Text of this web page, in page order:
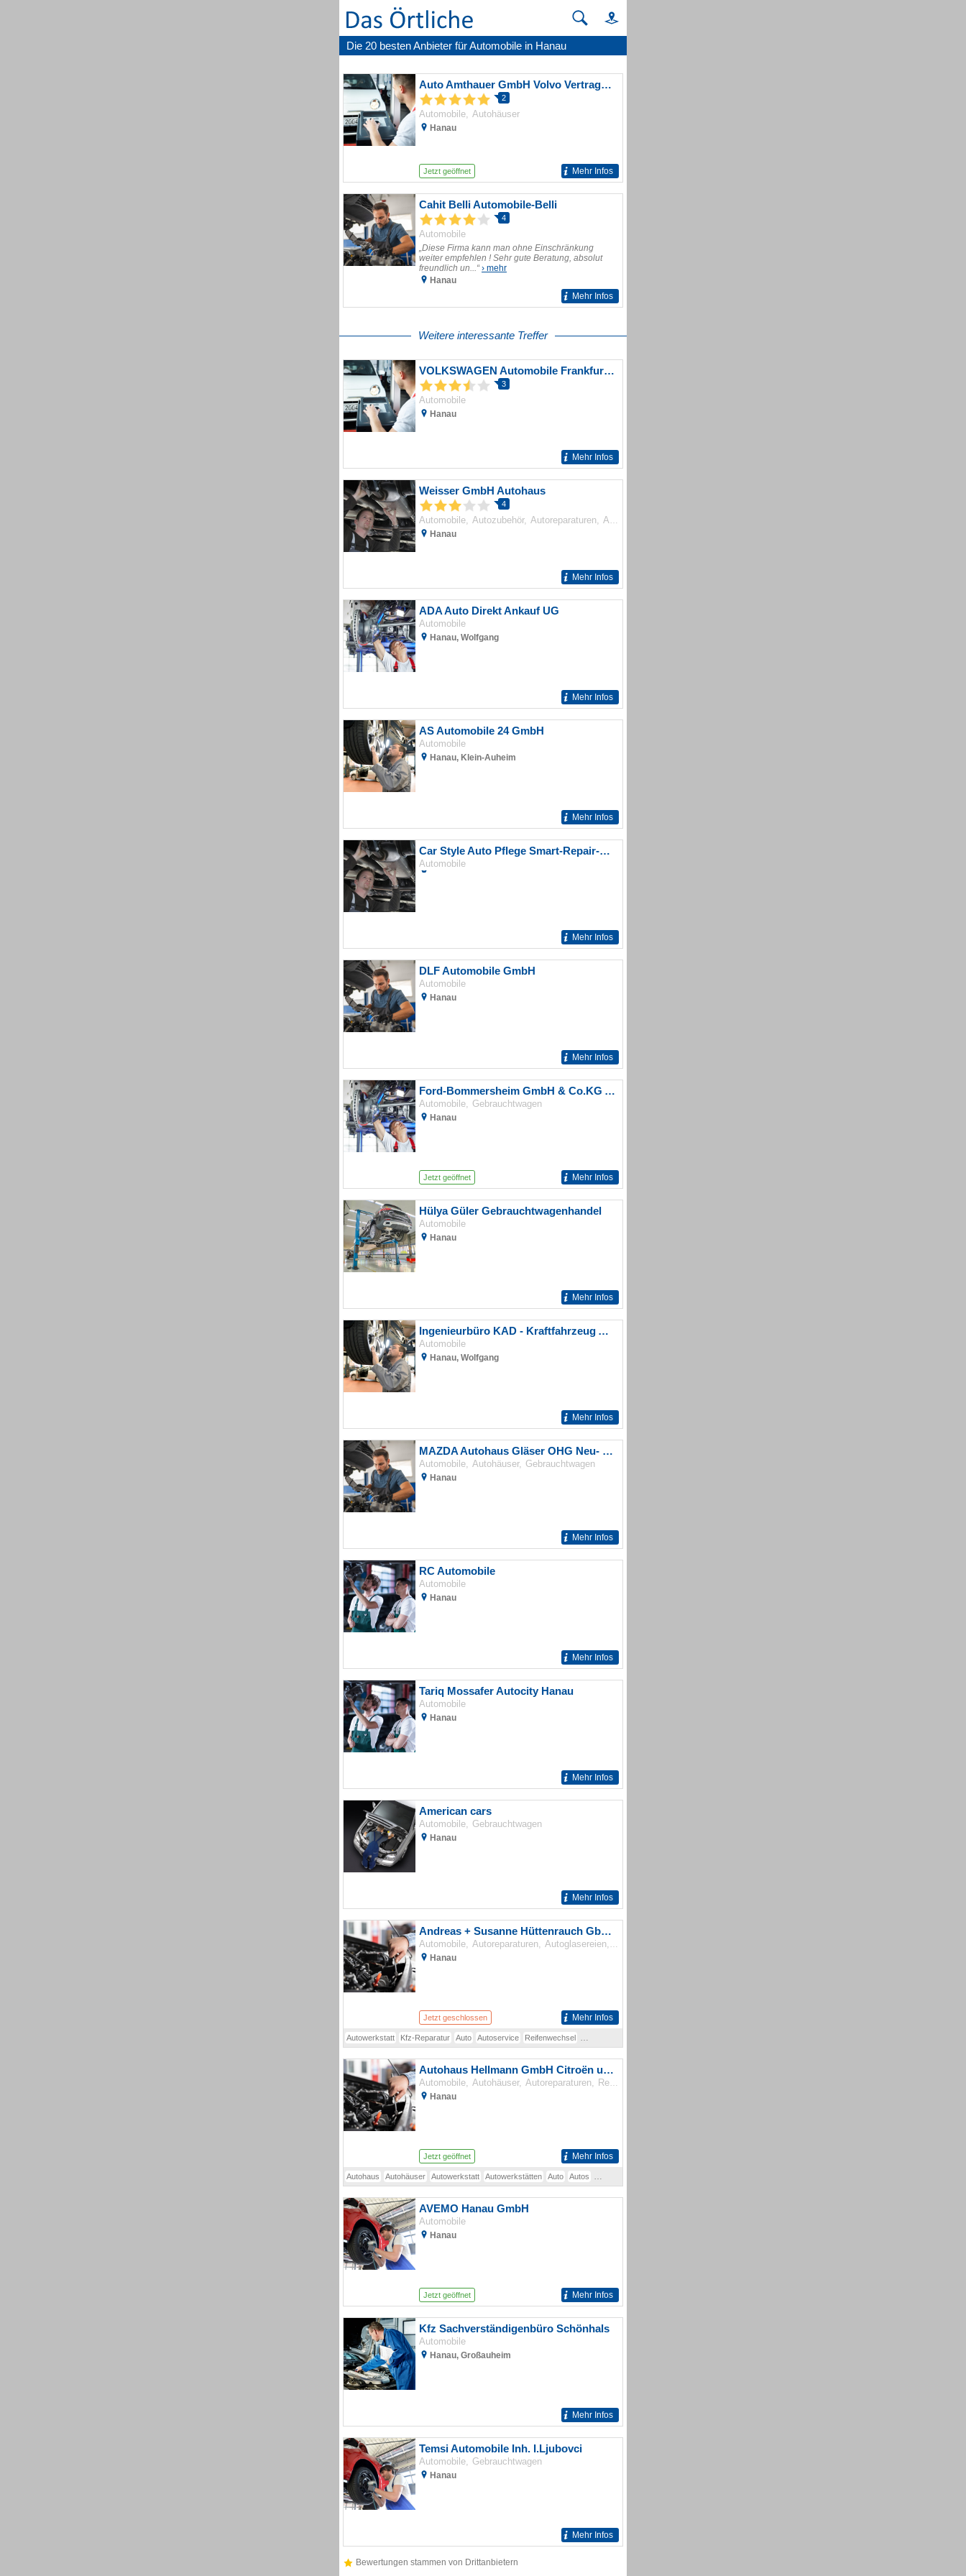
Die 20 besten Anbieter für Automobile in Hanau
Auto Amthauer GmbH Volvo Vertragshändler
2
Automobile Autohäuser
Hanau
Jetzt geöffnet Mehr Infos
Cahit Belli Automobile-Belli
4
Automobile
„Diese Firma kann man ohne Einschränkung
weiter empfehlen ! Sehr gute Beratung, absolut
freundlich un...“› mehr
Hanau
Mehr Infos
Weitere interessante Treffer
VOLKSWAGEN Automobile Frankfurt GmbH Betrieb Hanau
3
Automobile
Hanau
Mehr Infos
Weisser GmbH Autohaus
4
Automobile Autozubehör Autoreparaturen Autohäuser
Hanau
Mehr Infos
ADA Auto Direkt Ankauf UG
Automobile
Hanau, Wolfgang
Mehr Infos
AS Automobile 24 GmbH
Automobile
Hanau, Klein-Auheim
Mehr Infos
Car Style Auto Pflege Smart-Repair-Center
Automobile
Mehr Infos
DLF Automobile GmbH
Automobile
Hanau
Mehr Infos
Ford-Bommersheim GmbH & Co.KG Autohaus
Automobile Gebrauchtwagen
Hanau
Jetzt geöffnet Mehr Infos
Hülya Güler Gebrauchtwagenhandel
Automobile
Hanau
Mehr Infos
Ingenieurbüro KAD - Kraftfahrzeug Analyse & Diagnostik
Automobile
Hanau, Wolfgang
Mehr Infos
MAZDA Autohaus Gläser OHG Neu- und Gebrauchtwagen
Automobile Autohäuser Gebrauchtwagen
Hanau
Mehr Infos
RC Automobile
Automobile
Hanau
Mehr Infos
Tariq Mossafer Autocity Hanau
Automobile
Hanau
Mehr Infos
American cars
Automobile Gebrauchtwagen
Hanau
Mehr Infos
Andreas + Susanne Hüttenrauch GbR Autoreparatur
Automobile Autoreparaturen Autoglasereien Autolackierereien
Hanau
Jetzt geschlossen Mehr Infos
Autowerkstatt Kfz-Reparatur Auto Autoservice Reifenwechsel
Autohaus Hellmann GmbH Citroën und Peugeot
Automobile Autohäuser Autoreparaturen Reifen
Hanau
Jetzt geöffnet Mehr Infos
Autohaus Autohäuser Autowerkstatt Autowerkstätten Auto Autos
AVEMO Hanau GmbH
Automobile
Hanau
Jetzt geöffnet Mehr Infos
Kfz Sachverständigenbüro Schönhals
Automobile
Hanau, Großauheim
Mehr Infos
Temsi Automobile Inh. I.Ljubovci
Automobile Gebrauchtwagen
Hanau
Mehr Infos
Bewertungen stammen von Drittanbietern